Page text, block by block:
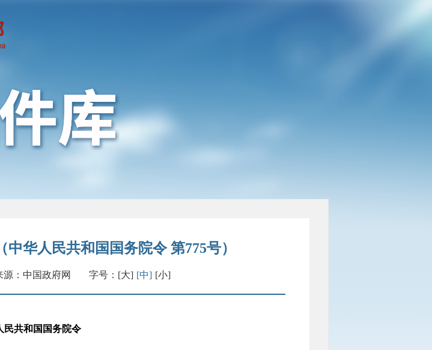
华人民共和国国务院令 第775号）
源：中国政府网 字号： [大] [中] [小]
民共和国国务院令